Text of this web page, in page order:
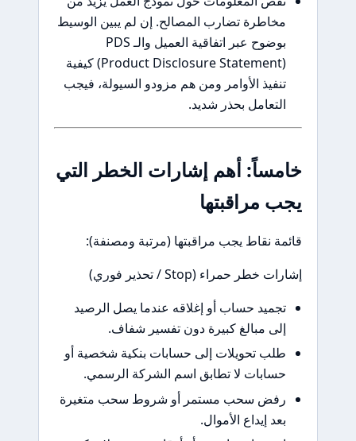
مخاطرة تضارب المصالح. إن لم يبين الوسيط
بوضوح عبر اتفاقية العميل والـ PDS
(Product Disclosure Statement) كيفية
تنفيذ الأوامر ومن هم مزودو السيولة، فيجب
التعامل بحذر شديد.
خامساً: أهم إشارات الخطر التي
يجب مراقبتها
قائمة نقاط يجب مراقبتها (مرتبة ومصنفة):
إشارات خطر حمراء (Stop / تحذير فوري)
تجميد حساب أو إغلاقه عندما يصل الرصيد
إلى مبالغ كبيرة دون تفسير شفاف.
طلب تحويلات إلى حسابات بنكية شخصية أو
حسابات لا تطابق اسم الشركة الرسمي.
رفض سحب مستمر أو شروط سحب متغيرة
بعد إيداع الأموال.